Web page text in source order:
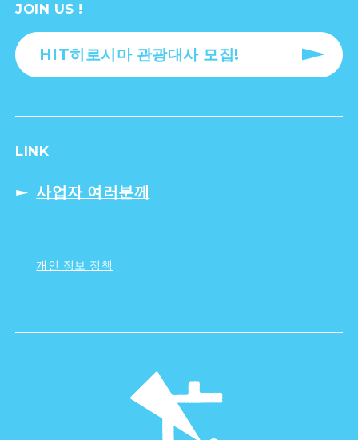
JOIN US !
HIT히로시마 관광대사 모집!
LINK
사업자 여러분께
개인 정보 정책